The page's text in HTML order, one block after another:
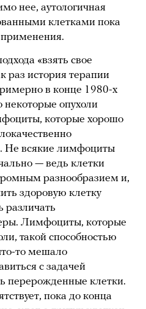
нее, аутологичная
клетками пока
«взять свое
раз история терапии
в конце 1980-х
опухоли
которые хорошо
Не всякие лимфоциты
— ведь клетки
разнообразием и,
здоровую клетку
различать
Лимфоциты, которые
такой способностью
то мешало
с задачей
перерожденные клетки.
пока до конца